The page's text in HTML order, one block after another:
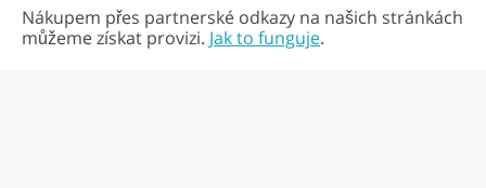
Nákupem přes partnerské odkazy na našich stránkách
můžeme získat provizi. Jak to funguje.